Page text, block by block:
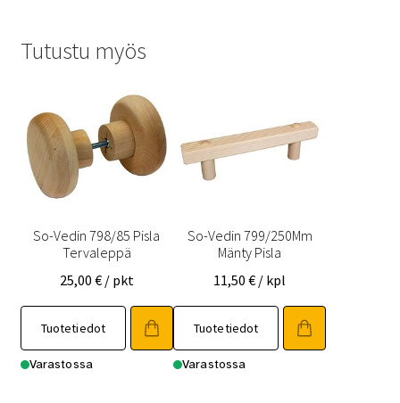
Tutustu myös
So-Vedin 798/85 Pisla
Tervaleppä
25,00 € / pkt
Tuotetiedot
Varastossa
So-Vedin 799/250Mm
Mänty Pisla
11,50€ / kpl
Tuotetiedot
Varastossa